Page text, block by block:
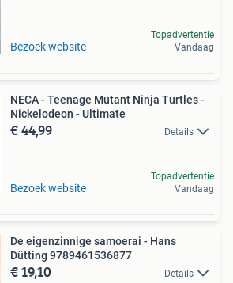
Bezoek website
Topadvertentie
Vandaag
NECA - Teenage Mutant Ninja Turtles -
Nickelodeon - Ultimate
€ 44,99 Details
Bezoek website
Topadvertentie
Vandaag
De eigenzinnige samoerai - Hans
Dütting 9789461536877
€ 19,10 Details